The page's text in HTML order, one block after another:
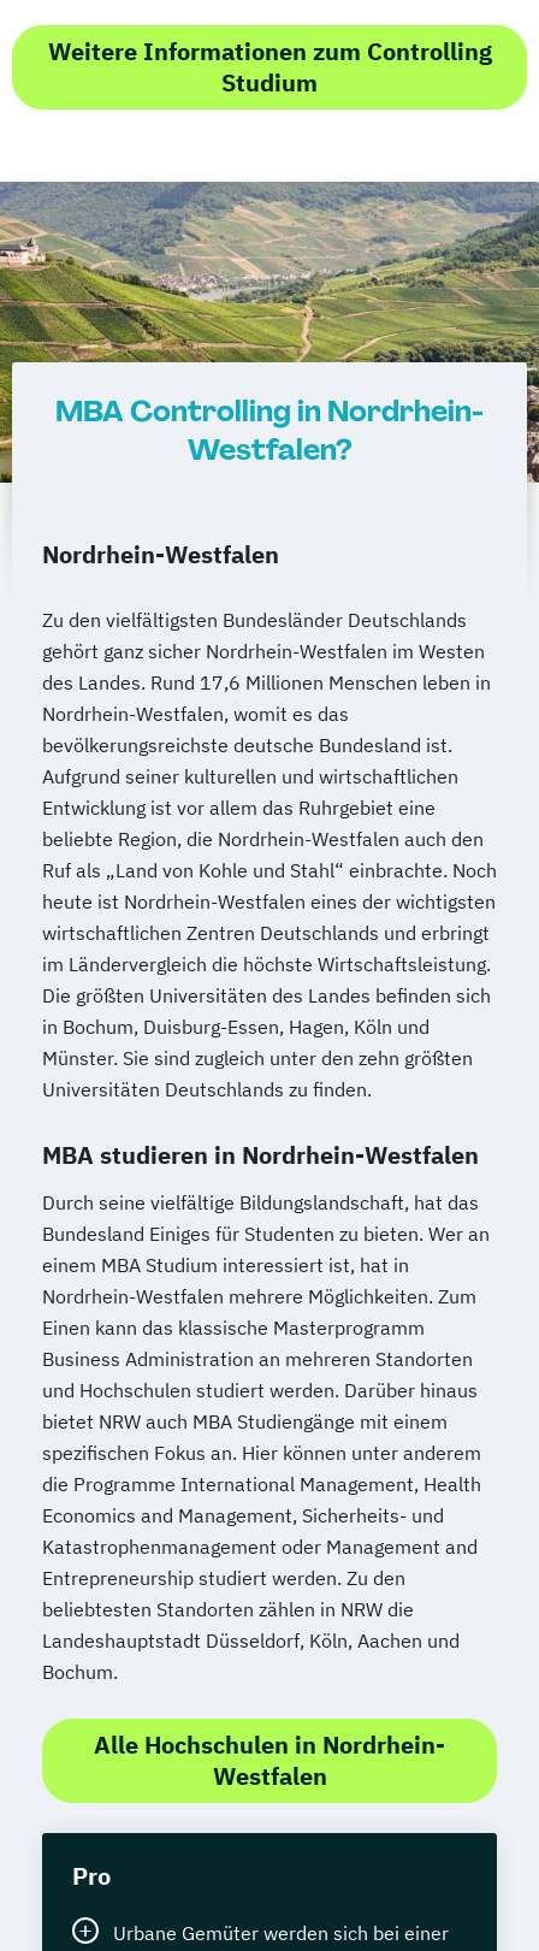
Weitere Informationen zum Controlling
Studium
MBA Controlling in Nordrhein-
Westfalen?
Nordrhein-Westfalen
Zu den vielfältigsten Bundesländer Deutschlands
gehört ganz sicher Nordrhein-Westfalen im Westen
des Landes. Rund 17,6 Millionen Menschen leben in
Nordrhein-Westfalen, womit es das
bevölkerungsreichste deutsche Bundesland ist.
Aufgrund seiner kulturellen und wirtschaftlichen
Entwicklung ist vor allem das Ruhrgebiet eine
beliebte Region, die Nordrhein-Westfalen auch den
Ruf als „Land von Kohle und Stahl“ einbrachte. Noch
heute ist Nordrhein-Westfalen eines der wichtigsten
wirtschaftlichen Zentren Deutschlands und erbringt
im Ländervergleich die höchste Wirtschaftsleistung.
Die größten Universitäten des Landes befinden sich
in Bochum, Duisburg-Essen, Hagen, Köln und
Münster. Sie sind zugleich unter den zehn größten
Universitäten Deutschlands zu finden.
MBA studieren in Nordrhein-Westfalen
Durch seine vielfältige Bildungslandschaft, hat das
Bundesland Einiges für Studenten zu bieten. Wer an
einem MBA Studium interessiert ist, hat in
Nordrhein-Westfalen mehrere Möglichkeiten. Zum
Einen kann das klassische Masterprogramm
Business Administration an mehreren Standorten
und Hochschulen studiert werden. Darüber hinaus
bietet NRW auch MBA Studiengänge mit einem
spezifischen Fokus an. Hier können unter anderem
die Programme International Management, Health
Economics and Management, Sicherheits- und
Katastrophenmanagement oder Management and
Entrepreneurship studiert werden. Zu den
beliebtesten Standorten zählen in NRW die
Landeshauptstadt Düsseldorf, Köln, Aachen und
Bochum.
Alle Hochschulen in Nordrhein-
Westfalen
Pro
Urbane Gemüter werden sich bei einer